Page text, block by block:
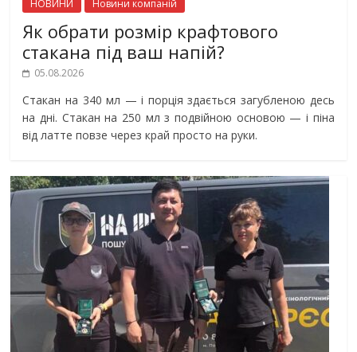
НОВИНИ Новини компаній
Як обрати розмір крафтового
стакана під ваш напій?
05.08.2026
Стакан на 340 мл — і порція здається загубленою десь
на дні. Стакан на 250 мл з подвійною основою — і піна
від латте повзе через край просто на руки.